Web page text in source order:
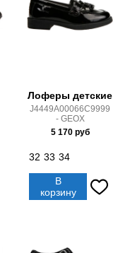
Лоферы детские
J4449A00066C9999
- GEOX
5 170руб
32 33 34
В
корзину